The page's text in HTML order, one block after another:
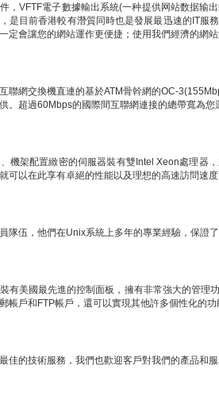
，VFTF電子數據輸出系統(一种提供网站数据输
是目前香港較有潛質同時也是發展最迅速的IT服
定會讓您的網站運作更便捷；使用我們經濟的網
聯網交換機直連的基於ATM骨幹網的OC-
。超過60Mbps的國際間互聯網連接的總帶寬為
機架配置緻密的伺服器裝有雙Intel Xeon處理器
可以在此享有卓絕的性能以及理想的高速訪問速
隊伍，他們在Unix系統上多年的專業經驗，保證
有美國最先進的控制面板，擁有非常強大的管
帳戶和FTP帳戶，還可以實現其他許多個性化的
佳的技術服務，我們也歡迎客戶對我們的產品和